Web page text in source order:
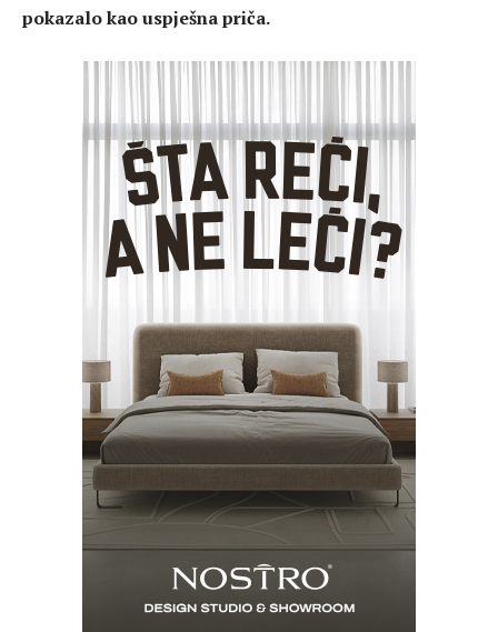
pokazalo kao uspješna priča.